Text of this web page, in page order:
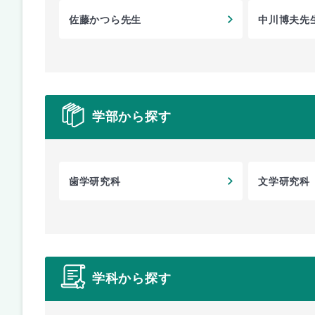
佐藤かつら先生 中川博夫先
学部から探す
歯学研究科 文学研究科
学科から探す